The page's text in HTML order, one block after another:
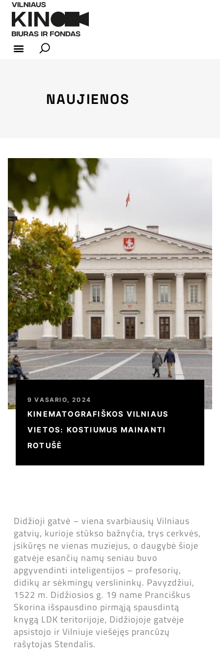
NAUJIENOS
9 VASARIO, 2024
KINEMATOGRAFIŠKOS VILNIAUS
VIETOS: KOSTIUMUS MAINANTI
ROTUŠĖ
Didžioji gatvė – viena svarbiausių Vilniaus
gatvių, kurioje stūkso bažnyčia, trys cerkvės,
įsikūręs ne vienas muziejus, o daugybė šioje
gatvėje esančių namų seniau buvo
apgyvendinti inteligentijos – profesorių,
didikų ar sėkmingų verslininkų. Pavyzdžiui,
1522 m. Didžiosios g. 19 name Pranciškus
Skorina išspausdino pirmąją spausdintą
knygą LDK teritorijoje, Didžiojoje gatvėje
apsistojo ir Vilniuje viešėjęs prancūzų
rašytojas Stendalis.